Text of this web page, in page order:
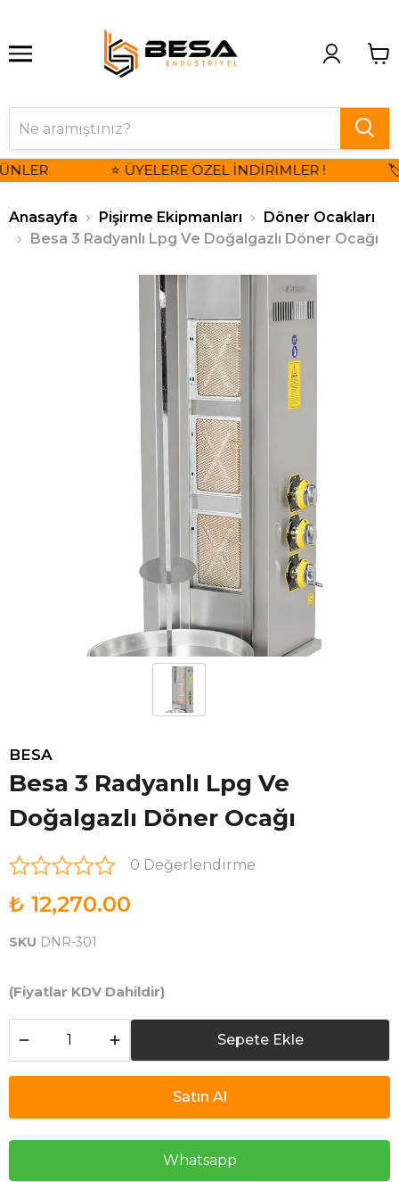
⭐ ÜYELERE ÖZEL İNDİRİMLER ! 🏷️
Anasayfa Pişirme Ekipmanları
Döner Ocakları
Besa 3 Radyanlı Lpg Ve Doğalgazlı Döner Ocağı
BESA
Besa 3 Radyanlı Lpg Ve
Doğalgazlı Döner Ocağı
0 Değerlendirme
₺ 12,270.00
SKU DNR-301
(Fiyatlar KDV Dahildir)
Sepete Ekle
Satın Al
Whatsapp